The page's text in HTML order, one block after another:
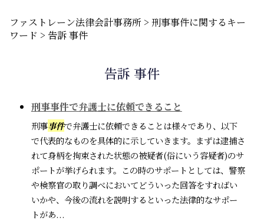
ファストレーン法律会計事務所 > 刑事事件に関するキー
ワード > 告訴 事件
告訴 事件
刑事事件で弁護士に依頼できること
刑事事件で弁護士に依頼できることは様々であり、以下
で代表的なものを具体的に示していきます。まずは逮捕さ
れて身柄を拘束された状態の被疑者(俗にいう容疑者)のサ
ポートが挙げられます。この時のサポートとしては、警察
や検察官の取り調べにおいてどういった回答をすればい
いかや、今後の流れを説明するといった法律的なサポー
トがあ...